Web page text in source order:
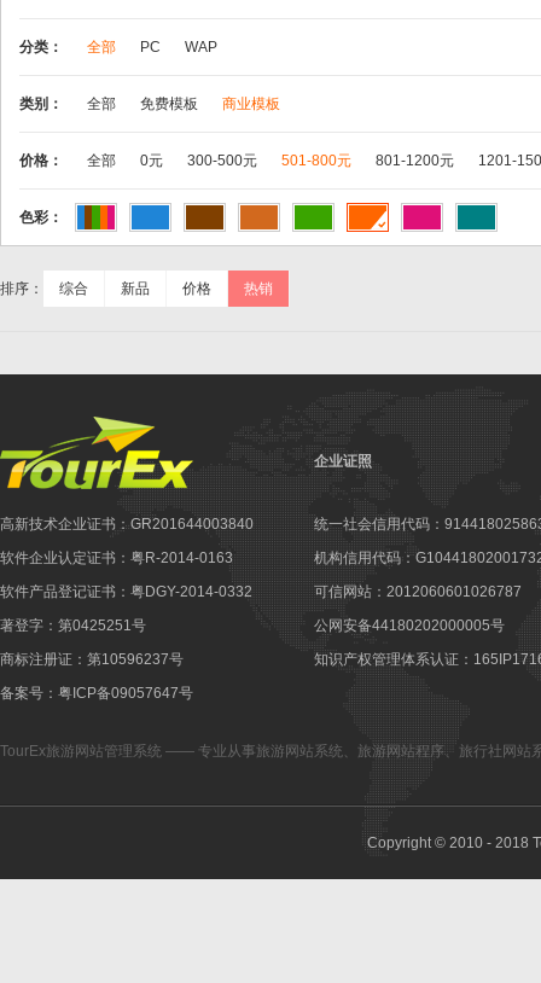
分类： 全部 PC WAP
类别： 全部 免费模板 商业模板
价格： 全部 0元 300-500元 501-800元 801-1200元 1201-
色彩：
排序： 综合 新品 价格 热销
高新技术企业证书：GR201644003840
软件企业认定证书：粤R-2014-0163
软件产品登记证书：粤DGY-2014-0332
著登字：第0425251号
商标注册证：第10596237号
备案号：粤ICP备09057647号
企业证照
统一社会信用代码：
机构信用代码：
可信网站：2012060601026787
公网安备44180202000005号
知识产权管理体系认证：
TourEx旅游网站管理系统 —— 专业从事旅游网站系统 旅游网站程序、 旅行社网站
Copyright © 2010 - 2018